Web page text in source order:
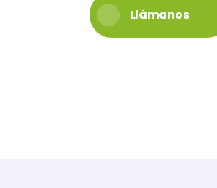
Llámanos